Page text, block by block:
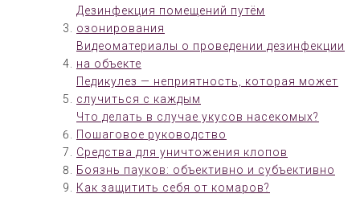
Дезинфекция помещений путём
озонирования
Видеоматериалы о проведении дезинфекции
на объекте
Педикулез — неприятность, которая может
случиться с каждым
Что делать в случае укусов насекомых?
Пошаговое руководство
Средства для уничтожения клопов
Боязнь пауков: объективно и субъективно
Как защитить себя от комаров?